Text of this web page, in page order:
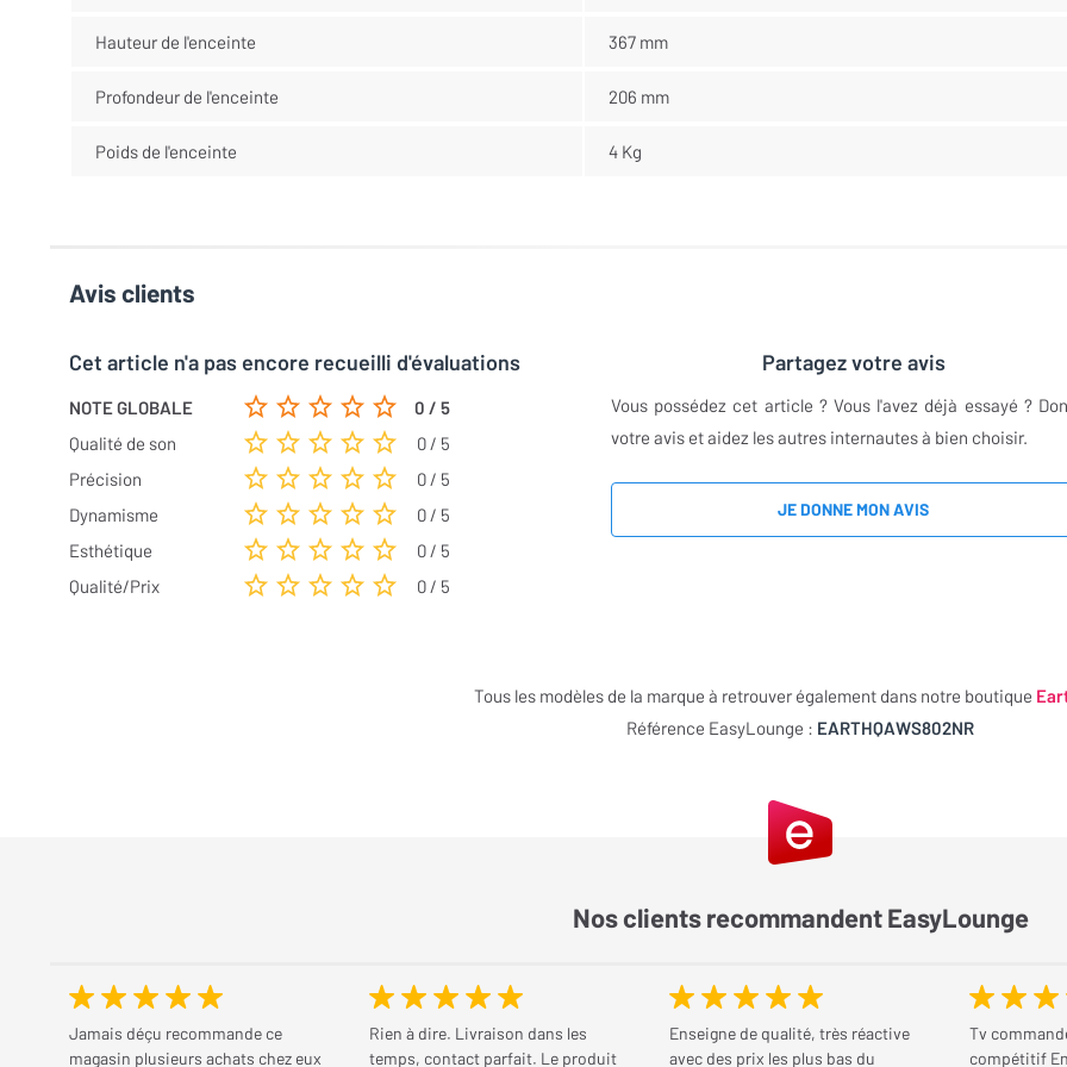
Hauteur de l'enceinte 367 mm
Profondeur de l'enceinte 206 mm
Poids de l'enceinte 4 Kg
Avis clients
Cet article n'a pas encore recueilli d'évaluations
NOTE GLOBALE
0 / 5
Qualité de son
0 / 5
Précision
0 / 5
Dynamisme
0 / 5
Esthétique
0 / 5
Qualité/Prix
0 / 5
Partagez votre avis
Vous possédez cet article ? Vous l'avez déjà essayé ?
votre avis et aidez les autres internautes à bien choisir.
JE DONNE MON AVIS
Tous les modèles de la marque à retrouver également dans notre boutique
Référence EasyLounge : EARTHQAWS802NR
Nos clients recommandent EasyLounge
Jamais déçu recommande ce
magasin plusieurs achats chez eux
Rien à dire. Livraison dans les
temps, contact parfait. Le produit
Enseigne de qualité, très réactive
avec des prix les plus bas du
Tv
compétitif